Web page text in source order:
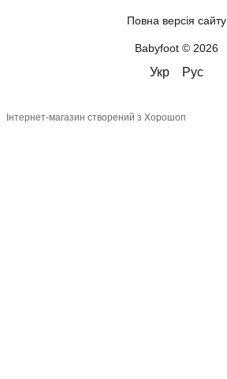
Повна версія сайту
Babyfoot © 2026
Укр Рус
Інтернет-магазин створений з Хорошоп